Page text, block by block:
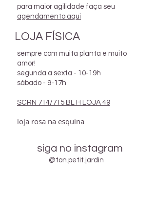
para maior agilidade faça seu
agendamento aqui
LOJA FÍSICA
sempre com muita planta e muito
amor!
segunda a sexta - 10-19h
sábado - 9-17h
SCRN 714/715 BL H LOJA 49
loja rosa na esquina
siga no instagram
@ton.petit.jardin